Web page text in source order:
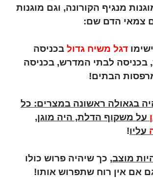
מנגיף הקורונה, וגם מוגנות
צמאי הדם שם:
דגל משיח גדול בכניסה
בכניסה לבתי המדרש, בכניסה
הבתים!
בגאולה ראשונה במצרים: כל
על משקוף הדלת, היה מוגן,
עליו!
מוצב, כך שיהיה פרוש כולו
אם אין רוח שתפרוש אותו!